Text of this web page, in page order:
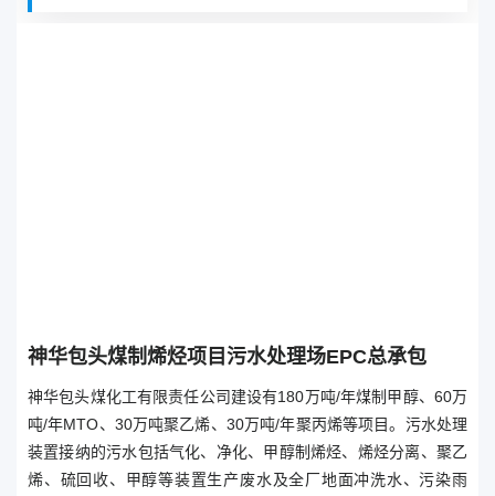
神华包头煤制烯烃项目污水处理场EPC总承包
神华包头煤化工有限责任公司建设有180万吨/年煤制甲醇、60万
吨/年MTO、30万吨聚乙烯、30万吨/年聚丙烯等项目。污水处理
装置接纳的污水包括气化、净化、甲醇制烯烃、烯烃分离、聚乙
烯、硫回收、甲醇等装置生产废水及全厂地面冲洗水、污染雨